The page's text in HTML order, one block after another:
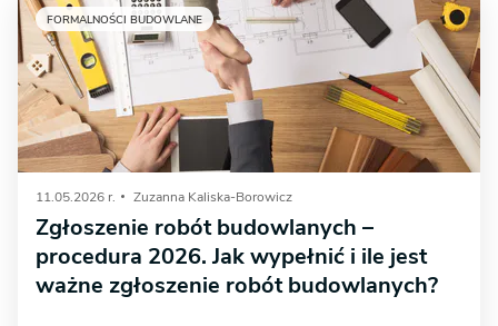
FORMALNOŚCI BUDOWLANE
11.05.2026 r. Zuzanna Kaliska-Borowicz
Zgłoszenie robót budowlanych –
procedura 2026. Jak wypełnić i ile jest
ważne zgłoszenie robót budowlanych?